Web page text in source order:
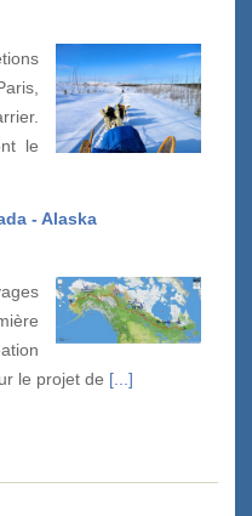
le
- Alaska
le projet de [...]